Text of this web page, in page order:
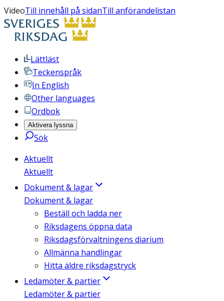
VideoTill innehåll på sidanTill anförandelistan
Lättläst
Teckenspråk
In English
Other languages
Ordbok
Aktivera lyssna
Sök
Aktuellt
Aktuellt
Dokument & lagar
Dokument & lagar
Beställ och ladda ner
Riksdagens öppna data
Riksdagsförvaltningens diarium
Allmänna handlingar
Hitta äldre riksdagstryck
Ledamöter & partier
Ledamöter & partier